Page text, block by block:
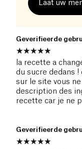
Laat uw
Geverifieerde
la recette a
du sucre dedans !
sur le site vous
description des
recette car je ne
Geverifieerde